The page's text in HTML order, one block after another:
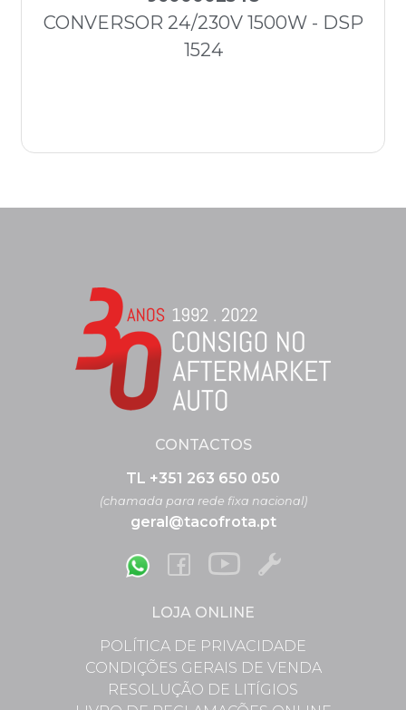
CONVERSOR 24/230V 1500W - DSP
1524
CONTACTOS
TL +351 263 650 050
(chamada para rede fixa nacional)
geral@tacofrota.pt
LOJA ONLINE
POLÍTICA DE PRIVACIDADE
CONDIÇÕES GERAIS DE VENDA
RESOLUÇÃO DE LITÍGIOS